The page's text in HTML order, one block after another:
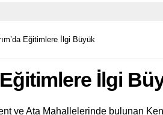
Eğitimlere İlgi Büyük
Eğitimlere İlgi
ve Ata Mahallelerinde bulunan